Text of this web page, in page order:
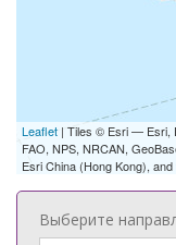
Leaflet | Tiles © Esri — Esri,
FAO, NPS, NRCAN,
Esri China (Hong Kong),
Выберите